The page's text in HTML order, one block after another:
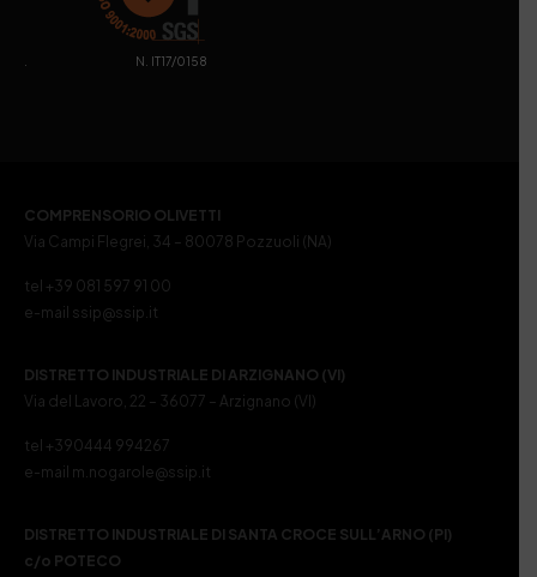
. N. IT17/0158
COMPRENSORIO OLIVETTI
Via Campi Flegrei, 34 – 80078 Pozzuoli (NA)
tel +39 081 597 91 00
e-mail ssip@ssip.it
DISTRETTO INDUSTRIALE DI ARZIGNANO (VI)
Via del Lavoro, 22 – 36077 – Arzignano (VI)
tel +390444 994267
e-mail m.nogarole@ssip.it
DISTRETTO INDUSTRIALE DI SANTA CROCE SULL’ARNO (PI)
c/o POTECO